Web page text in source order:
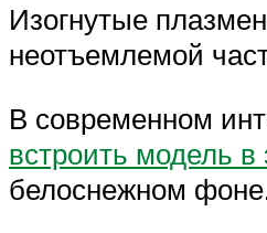
Изогнутые
неотъемлемой
В современном
встроить модель
белоснежном